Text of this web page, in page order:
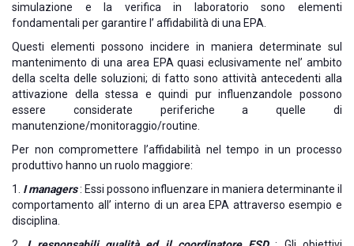
simulazione e la verifica in laboratorio sono elementi
fondamentali per garantire l’ affidabilità di una EPA.
Questi elementi possono incidere in maniera determinate sul
mantenimento di una area EPA quasi eclusivamente nel’ ambito
della scelta delle soluzioni; di fatto sono attività antecedenti alla
attivazione della stessa e quindi pur influenzandole possono
essere considerate periferiche a quelle di
manutenzione/monitoraggio/routine.
Per non compromettere l’affidabilità nel tempo in un processo
produttivo hanno un ruolo maggiore:
1. I managers: Essi possono influenzare in maniera determinante il
comportamento all’ interno di un area EPA attraverso esempio e
disciplina.